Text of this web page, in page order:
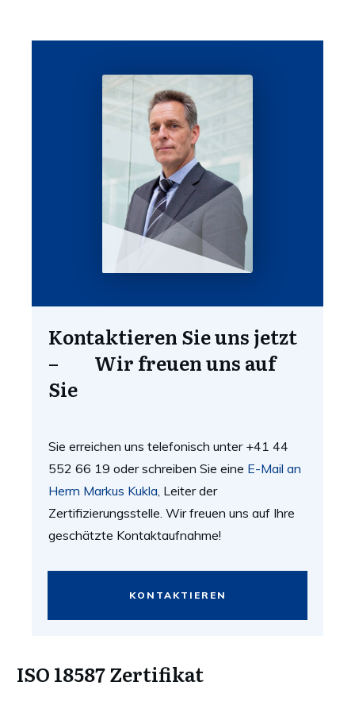
Kontaktieren Sie uns jetzt
– Wir freuen uns auf
Sie
Sie erreichen uns telefonisch unter +41 44
552 66 19 oder schreiben Sie eine E-Mail an
Herrn Markus Kukla, Leiter der
Zertifizierungsstelle. Wir freuen uns auf Ihre
geschätzte Kontaktaufnahme!
KONTAKTIEREN
ISO 18587 Zertifikat